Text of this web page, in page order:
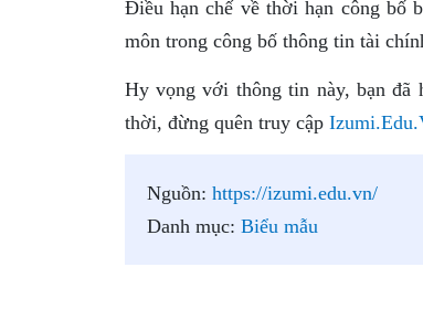
Điều hạn chế về thời hạn công bố
môn trong công bố thông tin tài
Hy vọng với thông tin này, bạn đã
thời, đừng quên truy cập
Nguồn: https://izumi.edu.vn/
Danh mục: Biểu mẫu